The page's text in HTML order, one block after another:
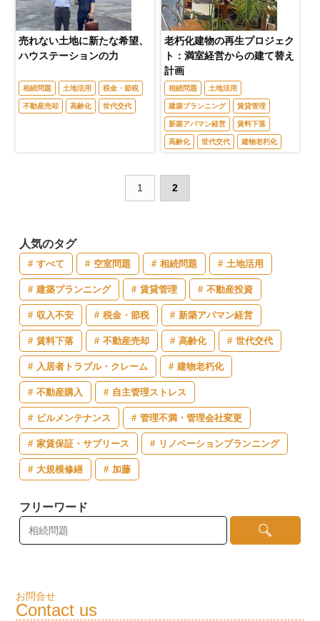
売れない土地に新たな希望、
ハウステーションの力
相続問題 土地活用 税金・節税
不動産売却 高齢化 世代交代
老朽化建物の再生プロジェク
ト：満室経営からの建て替え
計画
相続問題 土地活用
建築プランニング 賃貸管理
新築アパマン経営 賃料下落
高齢化 世代交代 建物老朽化
1 2
人気のタグ
すべて 空室問題 相続問題 土地活用
建築プランニング 賃貸管理 不動産投資
収入不安 税金・節税 新築アパマン経営
賃料下落 不動産売却 高齢化 世代交代
入居者トラブル・クレーム 建物老朽化
不動産購入 自主管理ストレス
ビルメンテナンス 管理不満・管理会社変更
家賃保証・サブリース リノベーションプランニング
大規模修繕 加藤
フリーワード
お問合せ
Contact us